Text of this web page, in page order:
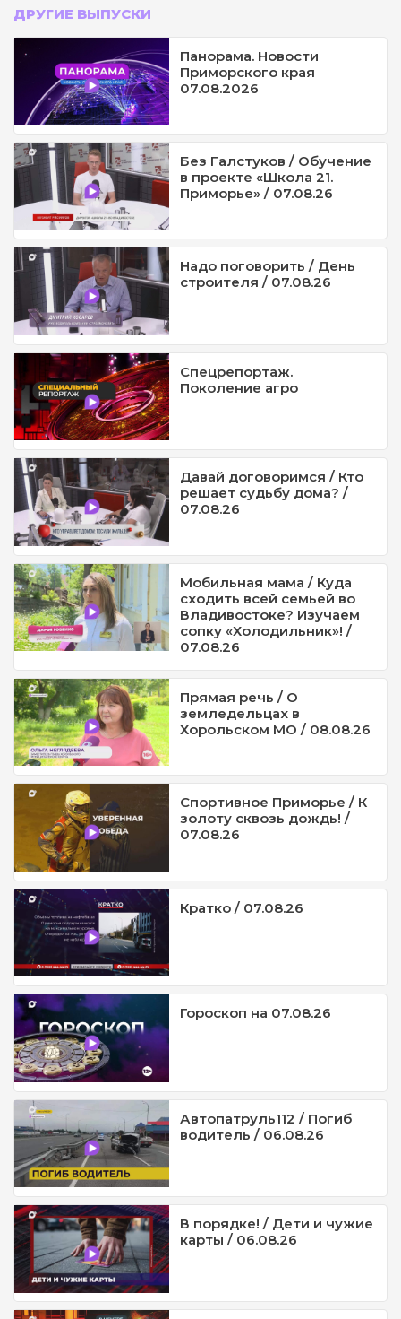
ДРУГИЕ ВЫПУСКИ
Панорама. Новости
Приморского края
07.08.2026
Без Галстуков / Обучение
в проекте «Школа 21.
Приморье» / 07.08.26
Надо поговорить / День
строителя / 07.08.26
Спецрепортаж.
Поколение агро
Давай договоримся / Кто
решает судьбу дома? /
07.08.26
Мобильная мама / Куда
сходить всей семьей во
Владивостоке? Изучаем
сопку «Холодильник»! /
07.08.26
Прямая речь / О
земледельцах в
Хорольском МО / 08.08.26
Спортивное Приморье / К
золоту сквозь дождь! /
07.08.26
Кратко / 07.08.26
Гороскоп на 07.08.26
Автопатруль112 / Погиб
водитель / 06.08.26
В порядке! / Дети и чужие
карты / 06.08.26